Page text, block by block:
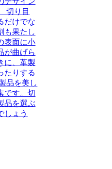
切り目
だけでな
も果たし
表面に小
が曲げら
に、革製
たりする
品を美し
です。切
品を選ぶ
しょう